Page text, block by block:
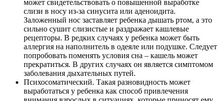
может свидетельствовать о повышенной выработке
слизи в носу из-за синусита или аденоидита.
Заложенный нос заставляет ребенка дышать ртом, а это
сильно сушит слизистые и раздражает кашлевые
рецепторы. В редких случаях у ребенка может быть
аллергия на наполнитель в одеяле или подушке. Следует
попробовать поменять условия сна – кашель может
прекратиться. В других случаях он является симптомом
заболевания дыхательных путей.
Психосоматический. Такая разновидность может
выработаться у ребенка как способ привлечения